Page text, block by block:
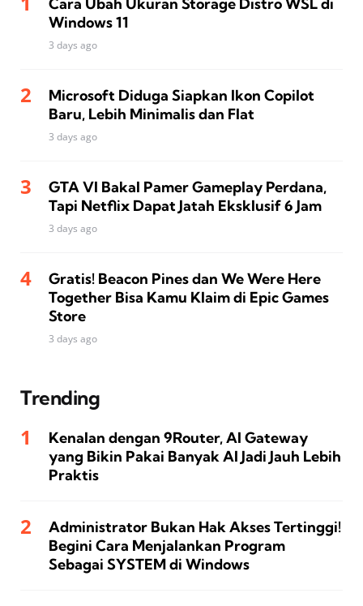
Cara Ubah Ukuran Storage Distro WSL di
Windows 11
3 days ago
Microsoft Diduga Siapkan Ikon Copilot
Baru, Lebih Minimalis dan Flat
3 days ago
GTA VI Bakal Pamer Gameplay Perdana,
Tapi Netflix Dapat Jatah Eksklusif 6 Jam
3 days ago
Gratis! Beacon Pines dan We Were Here
Together Bisa Kamu Klaim di Epic Games
Store
3 days ago
Trending
Kenalan dengan 9Router, AI Gateway
yang Bikin Pakai Banyak AI Jadi Jauh Lebih
Praktis
Administrator Bukan Hak Akses Tertinggi!
Begini Cara Menjalankan Program
Sebagai SYSTEM di Windows